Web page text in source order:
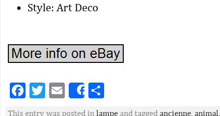
Style: Art Deco
Facebook
Twitter
EmailShare
This entry was posted in lampe and tagged ancienne, animal